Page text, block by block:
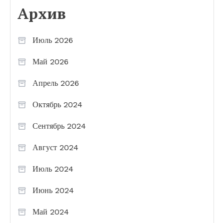
Архив
Июль 2026
Май 2026
Апрель 2026
Октябрь 2024
Сентябрь 2024
Август 2024
Июль 2024
Июнь 2024
Май 2024